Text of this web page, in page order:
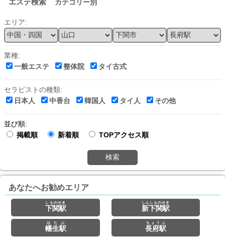
エステ検索 カテゴリー別
エリア:
業種:
一般エステ
整体院 タイ古式
セラピストの種類:
日本人
中香台 韓国人 タイ人 その他
並び順:
掲載順
新着順 TOPアクセス順
検索
あなたへお勧めエリア
下関駅
しものせき
新下関駅
しんしものせき
幡生駅
はたぶ
長府駅
ちょうふ